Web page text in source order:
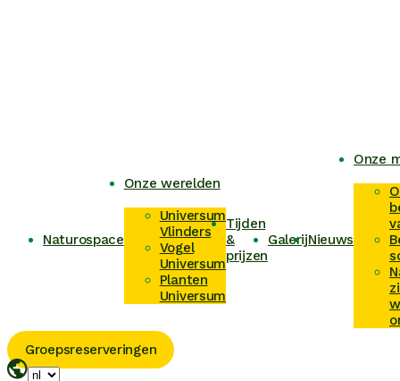
Naturospace
Onze werelden
Universum
Vlinders
Vogel
Universum
Planten
Universum
Tijden
&
prijzen
GalerijNieuws
Onze
Groepsreserveringen